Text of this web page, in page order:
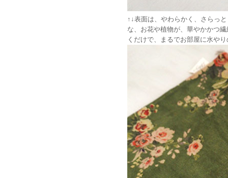
↑↓表面は、やわらかく、さらっ
な、お花や植物が、華やかかつ
くだけで、まるでお部屋に水や